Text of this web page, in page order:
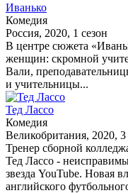
Иванько
Комедия
Россия, 2020, 1 сезон
В центре сюжета
женщин: скромной
Вали,
и учительницы...
Тед Лассо
Комедия
Великобритания, 2020, 3
Тренер сборной
Тед Лассо -
звезда YouTube. Новая
английского